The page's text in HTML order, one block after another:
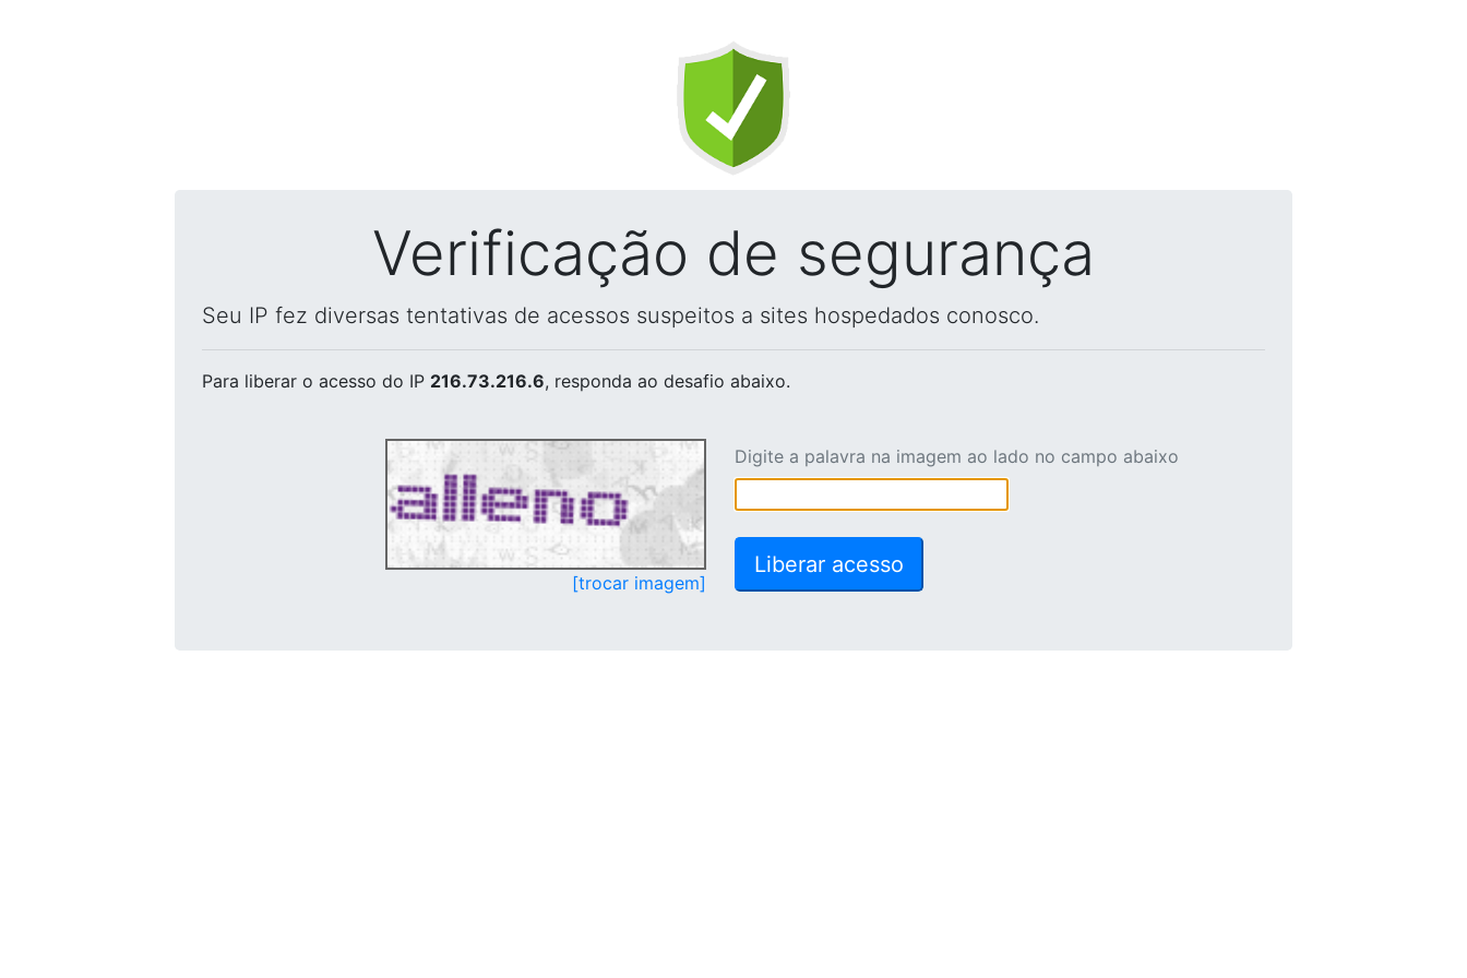
Verificação de segurança
Seu IP fez diversas tentativas de acessos suspeitos a sites hospedados conosco.
Para liberar o acesso do IP 216.73.216.6, responda ao desafio abaixo.
[trocar imagem]
Digite a palavra na imagem ao lado no campo abaixo